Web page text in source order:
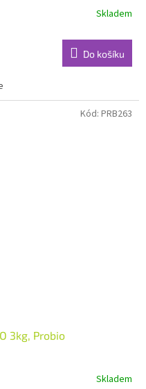
Skladem
Do košíku
3kg, Probio
Skladem
Kód: PRB263